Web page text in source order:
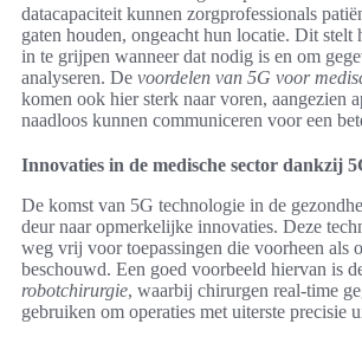
datacapaciteit kunnen zorgprofessionals
gaten houden, ongeacht hun locatie. Dit stelt
in te grijpen wanneer dat nodig is en om
analyseren. De voordelen van 5G voor
komen ook hier sterk naar voren, aangezien
naadloos kunnen communiceren voor een
Innovaties in de medische sector dankzij
De komst van 5G technologie in de
deur naar opmerkelijke innovaties. Deze
weg vrij voor toepassingen die voorheen als
beschouwd. Een goed voorbeeld hiervan is
robotchirurgie, waarbij chirurgen real-time
gebruiken om operaties met uiterste precisie